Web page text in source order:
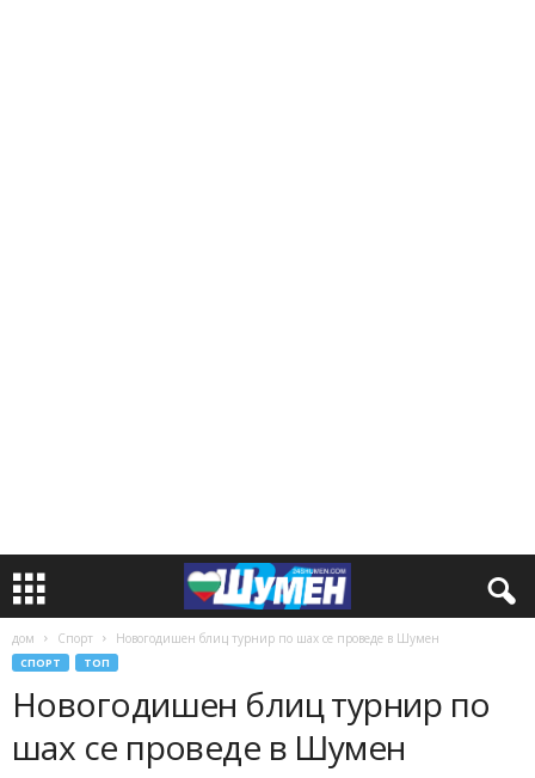
дом Спорт Новогодишен блиц турнир по шах се проведе в Шумен
СПОРТ ТОП
Новогодишен блиц турнир по
шах се проведе в Шумен